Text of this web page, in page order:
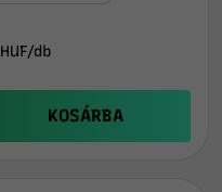
HUF/db
KOSÁRBA